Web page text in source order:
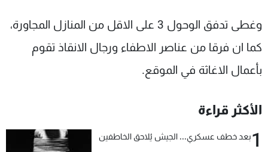
وغطى تدفق الوحول 3 على الاقل من المنازل المجاورة،
كما ان فرقا من عناصر الاطفاء ورجال الانقاذ تقوم
بأعمال الاغاثة في الموقع.
الأكثر قراءة
1بعد خطف عسكري... الجيش يُلاحق الخاطفين